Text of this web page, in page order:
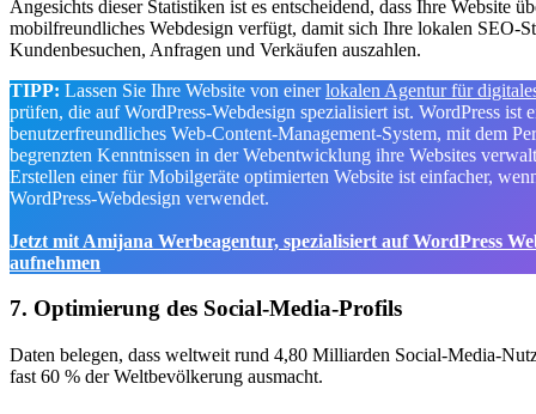
Angesichts dieser Statistiken ist es entscheidend, dass Ihre Website
mobilfreundliches Webdesign verfügt, damit sich Ihre lokalen SEO-
Kundenbesuchen, Anfragen und Verkäufen auszahlen.
TIPP: Lassen Sie Ihre Website von einerlokalen Agentur für
prüfen, die auf WordPress-Webdesign spezialisiert ist. WordPress ist
benutzerfreundliches Web-Content-Management-System, mit dem
begrenzten Kenntnissen in der Webentwicklung ihre Websites
Erstellen einer für Mobilgeräte optimierten Website ist einfacher,
WordPress-Webdesign verwendet.
Jetzt mit Amijana Werbeagentur, spezialisiert auf WordPress
aufnehmen
7. Optimierung des Social-Media-Profils
Daten belegen, dass weltweit rund 4,80 Milliarden Social-Media-
fast 60 % der Weltbevölkerung ausmacht.